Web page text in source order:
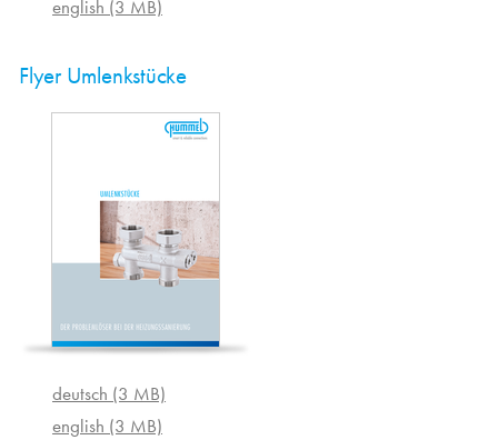
english (3 MB)
Flyer Umlenkstücke
deutsch (3 MB)
english (3 MB)